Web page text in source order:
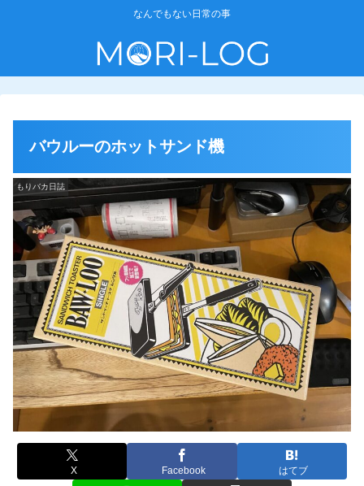
なんでもない日常の事
バウルーのホットサンド機
もりバカ日誌
X Facebook はてブ